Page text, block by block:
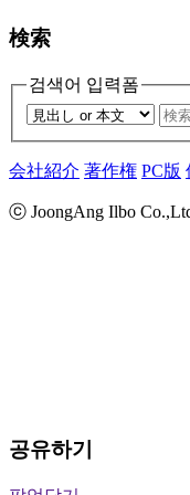
検索
검색어 입력폼
会社紹介 著作権 PC版
ⓒ JoongAng Ilbo
공유하기